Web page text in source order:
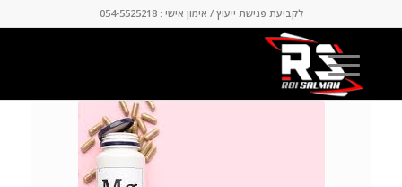
לקביעת פגישת ייעוץ / אימון אישי : 054-5525218